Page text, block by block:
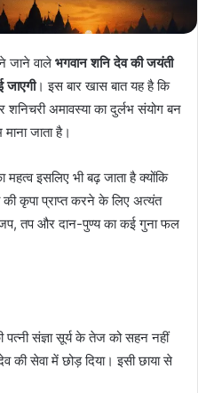
जाने वाले भगवान शनि देव की जयंती
जाएगी। इस बार खास बात यह है कि
अमावस्या का दुर्लभ संयोग बन
जाता है।
महत्व इसलिए भी बढ़ जाता है क्योंकि
की कृपा प्राप्त करने के लिए अत्यंत
जप, तप और दान-पुण्य का कई गुना फल
पत्नी संज्ञा सूर्य के तेज को सहन नहीं
की सेवा में छोड़ दिया। इसी छाया से